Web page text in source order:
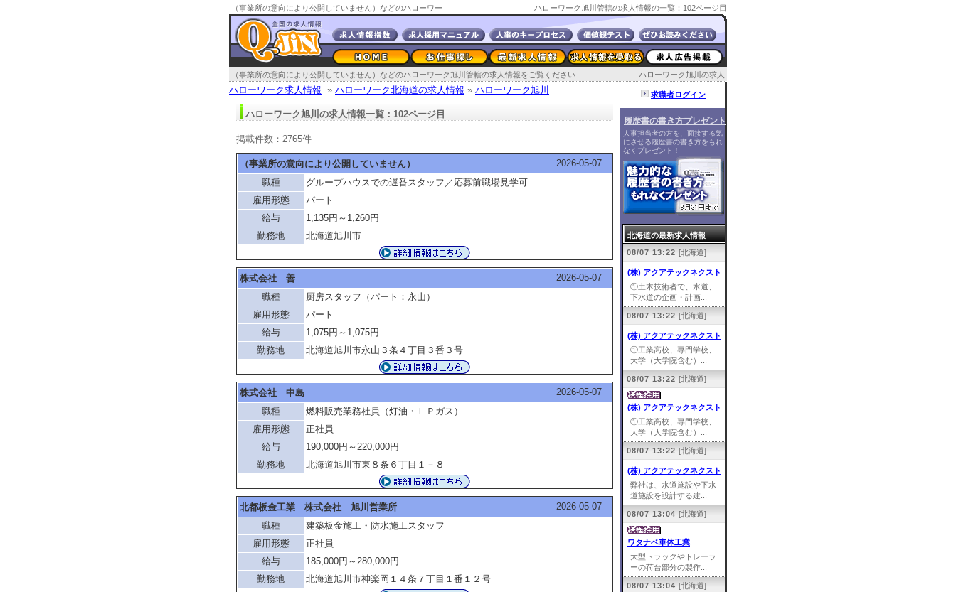
（事業所の意向により公開していません）などのハローワー
ク旭川求人情報
ハローワーク旭川管轄の求人情報の一覧：102ページ目
ハローワーク旭川の求人
（事業所の意向により公開していません）などのハローワーク旭川管轄の求人情報をご覧ください
ハローワーク求人情報 » ハローワーク北海道の求人情報 » ハローワーク旭川
ハローワーク旭川の求人情報一覧：102ページ目
掲載件数：2765件
（事業所の意向により公開していません）
2026-05-07
職種
グループハウスでの遅番スタッフ／応募前職場見学可
雇用形態
パート
給与
1,135円～1,260円
勤務地
北海道旭川市
株式会社 善
2026-05-07
職種
厨房スタッフ（パート：永山）
雇用形態
パート
給与
1,075円～1,075円
勤務地
北海道旭川市永山３条４丁目３番３号
株式会社 中島
2026-05-07
職種
燃料販売業務社員（灯油・ＬＰガス）
雇用形態
正社員
給与
190,000円～220,000円
勤務地
北海道旭川市東８条６丁目１－８
北都板金工業 株式会社 旭川営業所
2026-05-07
職種
建築板金施工・防水施工スタッフ
雇用形態
正社員
給与
185,000円～280,000円
勤務地
北海道旭川市神楽岡１４条７丁目１番１２号
求職者ログイン
履歴書の書き方プレゼント
人事担当者の方を、面接する気
にさせる履歴書の書き方をもれ
なくプレゼント！
北海道の最新求人情報
08/07 13:22 [北海道]
(株) アクアテックネクスト
①土木技術者で、水道、
下水道の企画・計画...
08/07 13:22 [北海道]
(株) アクアテックネクスト
①工業高校、専門学校、
大学（大学院含む）...
08/07 13:22 [北海道]
(株) アクアテックネクスト
①工業高校、専門学校、
大学（大学院含む）...
08/07 13:22 [北海道]
(株) アクアテックネクスト
弊社は、水道施設や下水
道施設を設計する建...
08/07 13:04 [北海道]
ワタナベ車体工業
大型トラックやトレーラ
ーの荷台部分の製作...
08/07 13:04 [北海道]